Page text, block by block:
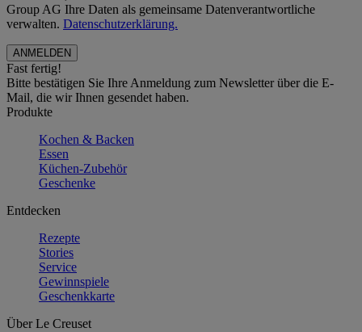
Group AG Ihre Daten als gemeinsame Datenverantwortliche
verwalten. Datenschutzerklärung.
Fast fertig!
Bitte bestätigen Sie Ihre Anmeldung zum Newsletter über die E-
Mail, die wir Ihnen gesendet haben.
Produkte
Kochen & Backen
Essen
Küchen-Zubehör
Geschenke
Entdecken
Rezepte
Stories
Service
Gewinnspiele
Geschenkkarte
Über Le Creuset